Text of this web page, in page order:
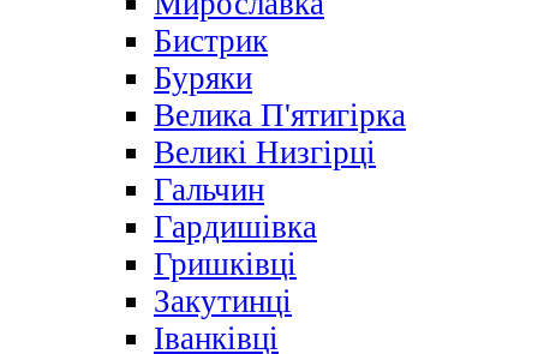
Бистрик
Буряки
Велика П'ятигірка
Великі Низгірці
Гальчин
Гардишівка
Гришківці
Закутинці
Іванківці